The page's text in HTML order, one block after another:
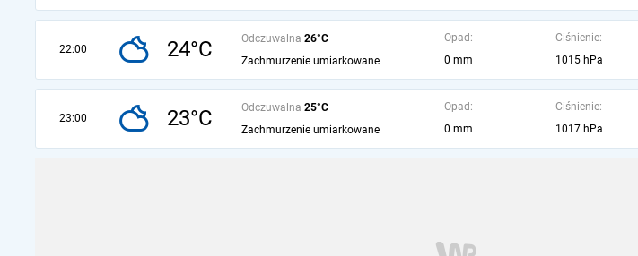
22:00 24°C Odczuwalna 26°C
Zachmurzenie umiarkowane
Opad:
0 mm
Ciśnienie:
1015 hPa
23:00 23°C Odczuwalna 25°C
Zachmurzenie umiarkowane
Opad:
0 mm
Ciśnienie:
1017 hPa